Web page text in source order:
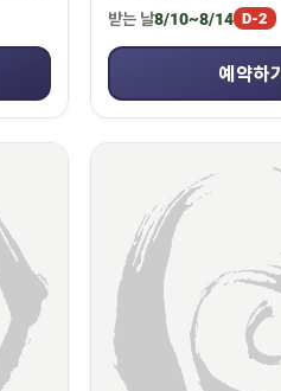
받는 날8/10~8/14 D-2
예약하기